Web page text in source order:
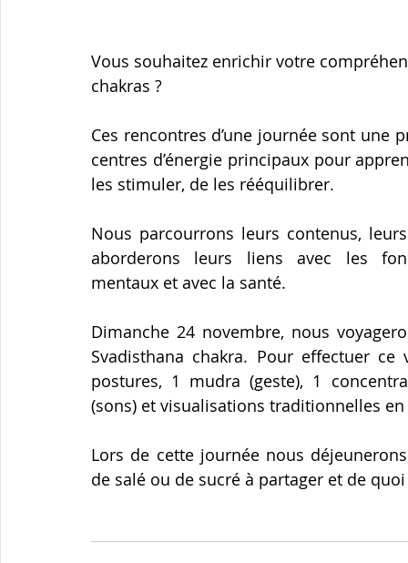
Vous souhaitez enrichir votre
chakras ?
Ces rencontres d’une journée sont
centres d’énergie principaux pour
les stimuler, de les rééquilibrer.
Nous parcourrons leurs contenus,
aborderons leurs liens avec les
mentaux et avec la santé.
Dimanche 24 novembre, nous
Svadisthana chakra. Pour effectuer
postures, 1 mudra (geste), 1
(sons) et visualisations traditionnelles
Lors de cette journée nous
de salé ou de sucré à partager et de